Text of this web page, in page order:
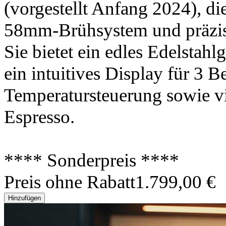
(vorgestellt Anfang 2024),
58mm-Brühsystem und
Sie bietet ein edles
ein intuitives Display für 3
Temperatursteuerung sowie
Espresso.
**** Sonderpreis ****
Preis ohne Rabatt1.799,00 €
Hinzufügen